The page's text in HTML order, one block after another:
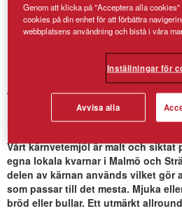
Vetemjöl av fint
svenska åkrar
Vårt kärnvetemjöl är malt och siktat
egna lokala kvarnar i Malmö och
delen av kärnan används vilket gör
som passar till det mesta. Mjuka
bröd eller bullar. Ett utmärkt
Genom att klicka på "Acceptera alla
cookies på din enhet för att förbättra
webbplatsens användning och bistå i våra
Inställningar för
Avvisa alla